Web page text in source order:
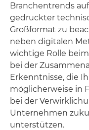
Branchentrends
gedruckter
Großformat zu
neben digitalen
wichtige Rolle
bei der
Erkenntnisse, die
möglicherweise in
bei der
Unternehmen
unterstützen.